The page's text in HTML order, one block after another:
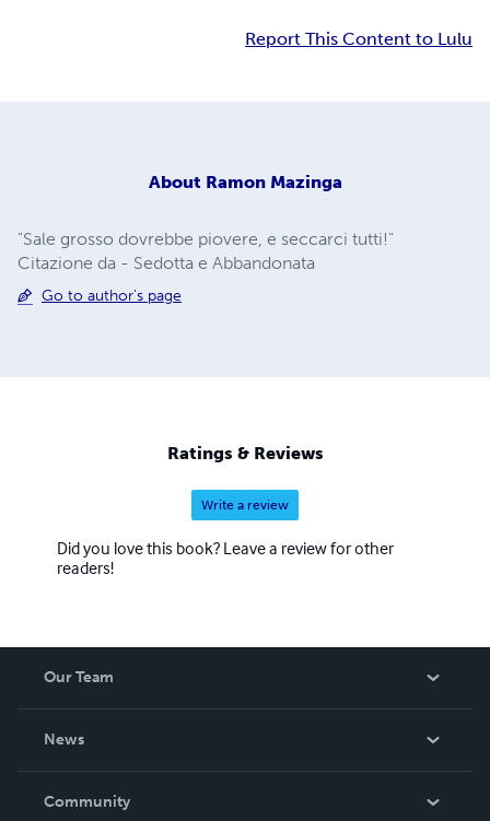
Report This Content to Lulu
About Ramon Mazinga
"Sale grosso dovrebbe piovere, e seccarci tutti!"
Citazione da - Sedotta e Abbandonata
Go to author's page
Ratings & Reviews
Write a review
Did you love this book? Leave a review for other
readers!
Our Team
News
In The News
Community